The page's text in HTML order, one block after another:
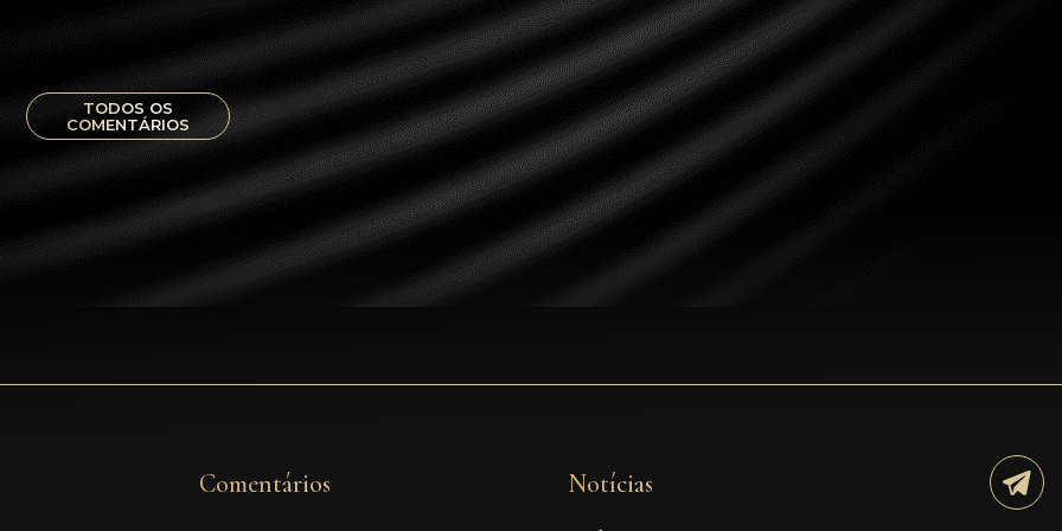
Tezos
Avalanche (AVAX)
Uniswap (UNI)
Jupiter (JUP)
Starknet (STRK)
TODOS OS
COMENTÁRIOS
Comentários
Notícias